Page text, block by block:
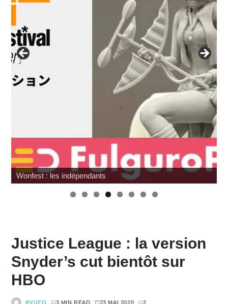
Wonfest : les indépendants
Justice League : la version
Snyder’s cut bientôt sur
HBO
RYUZO 3 MIN READ 23 MAI 2020 2